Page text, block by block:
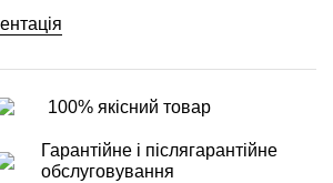
100% якісний товар
Гарантійне і післягарантійне
обслуговування